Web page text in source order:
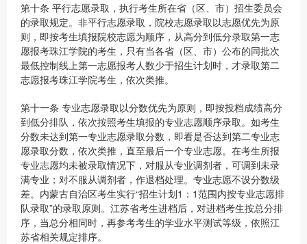
第十条 平行志愿录取，执行考生所在省（区、市）招生委员会
的录取规定。非平行志愿录取，院校志愿录取以志愿优先为原
则，即按考生填报院校志愿为顺序，从高分到低分录取第一志
愿报考珠江学院的考生，只有当各省（区、市）公布的同批次
最低控制线上第一志愿报考人数少于招生计划时，才录取第二
志愿报考珠江学院考生，依次类推。
第十一条 专业志愿录取以分数优先为原则，即按投档成绩高分
到低分排队，依次按照考生填报的专业志愿顺序录取。如考生
分数未达到第一专业志愿录取分数，即看是否达到第二专业志
愿录取分数，依次类推，直至最后一个专业志愿。在考生所报
专业志愿均未被录取情况下，对服从专业调剂者，可调到未录
满专业；对不服从调剂者，作退档处理。专业志愿不设分数级
差。内蒙古自治区考生实行“招生计划1：1范围内按专业志愿排
队录取”的录取原则。江苏省考生进档后，对进档考生按总分排
序，当总分相同时，再参考考生的学业水平测试等级，依照江
苏省相关规定排序。